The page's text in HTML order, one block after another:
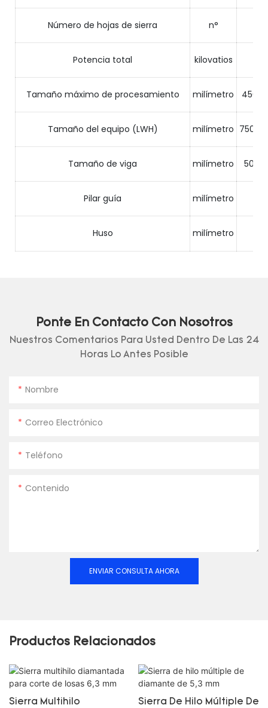
Número de hojas de sierra n°
Potencia total kilovatios
Tamaño máximo de procesamiento milímetro
Tamaño del equipo (LWH) milímetro
Tamaño de viga milímetro
Pilar guía milímetro
Huso milímetro
Ponte En Contacto Con Nosotros
Nuestros Comentarios Para Usted Dentro De Las 24
Horas Lo Antes Posible
Nombre
Correo Electrónico
Teléfono
Contenido
ENVIAR CONSULTA AHORA
Productos Relacionados
Sierra Multihilo Sierra De Hilo Múltiple De